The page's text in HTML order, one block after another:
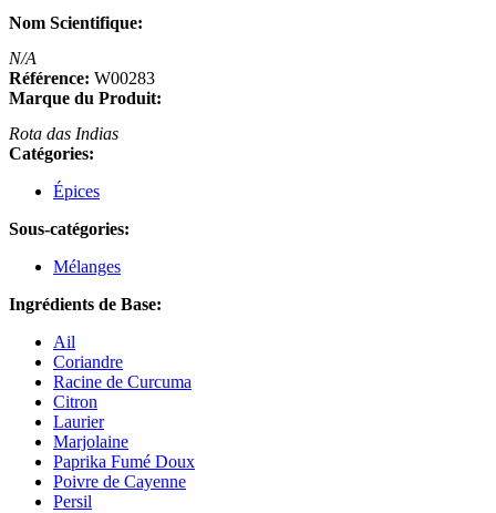
Nom Scientifique:
N/A
Référence: W00283
Marque du Produit:
Rota das Indias
Catégories:
Épices
Sous-catégories:
Mélanges
Ingrédients de Base:
Ail
Coriandre
Racine de Curcuma
Citron
Laurier
Marjolaine
Paprika Fumé Doux
Poivre de Cayenne
Persil